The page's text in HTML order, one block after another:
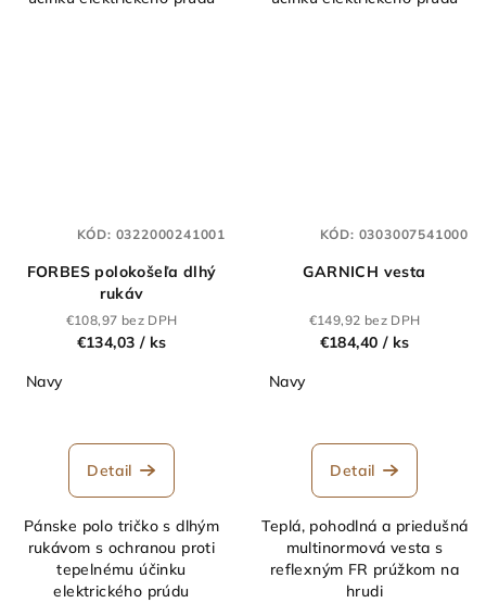
FORBES polokošeľa dlhý
rukáv
€108,97 bez DPH
€134,03 / ks
Navy
Detail
Pánske polo tričko s dlhým
rukávom s ochranou proti
tepelnému účinku
elektrického prúdu
KÓD: 0322000241001
GARNICH vesta
€149,92 bez DPH
€184,40 / ks
Navy
Detail
Teplá, pohodlná a priedušná
multinormová vesta s
reflexným FR prúžkom na
hrudi
KÓD: 0303007541000